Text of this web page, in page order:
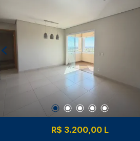
garagem cobertas - Sala para dois
ambientes com excelente iluminação
natural - Sacada, proporcionando mais
ventilação e conforto - Cozinha com
armários planejados - Área de serviço
independente - Banheiro social
Diferenciais: - Ambientes planejados e
bem distribuídos - Excelente opção
para morar ou investir - Condomínio
com elevador - Salão de festas -
Localização privilegiada, próxima a
R$ 3.200,00 L